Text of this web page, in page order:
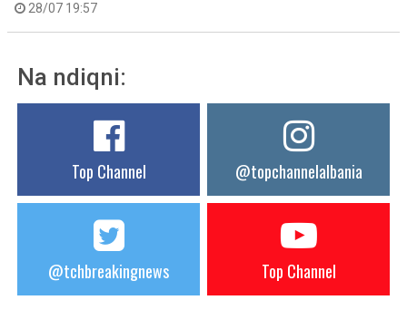
28/07 19:57
Na ndiqni:
Top Channel @topchannelalbania
@tchbreakingnews Top Channel